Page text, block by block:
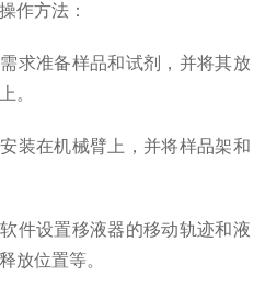
方法：
准备样品和试剂，并将其放
。
在机械臂上，并将样品架和
设置移液器的移动轨迹和液
放位置等。